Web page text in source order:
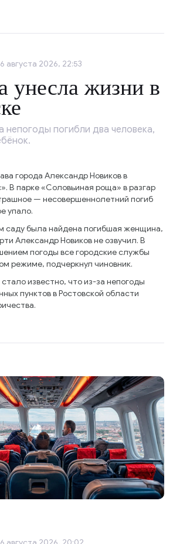
августа 2026, 22:53
унесла жизни в
непогоды погибли два человека,
города Александр Новиков в
В парке «Соловьиная роща» в разгар
— несовершеннолетний погиб
упало.
саду была найдена погибшая женщина,
Александр Новиков не озвучил. В
погоды все городские службы
режиме, подчеркнул чиновник.
известно, что из-за непогоды
пунктов в Ростовской области